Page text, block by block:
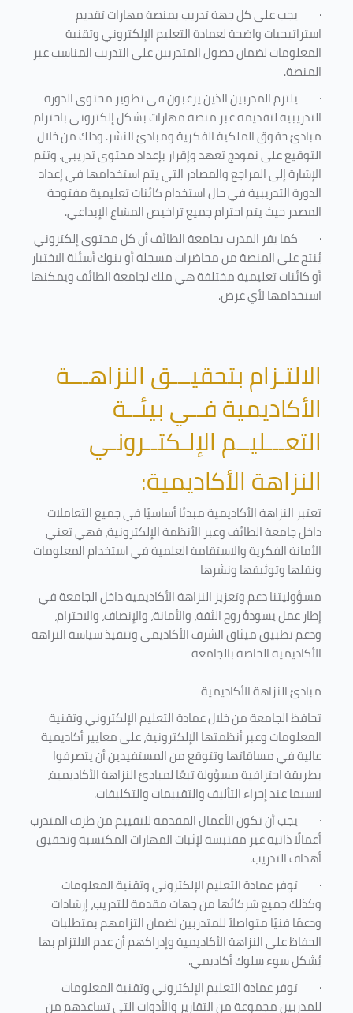
· يجب على كل جهة تدريب بمنصة مهارات تقديم
استراتيجيات واضحة لعمادة التعليم الإلكتروني وتقنية
المعلومات لضمان حصول المتدربين على التدريب المناسب عبر
المنصة.
· يلتزم المدربين الذين يرغبون في تطوير محتوى الدورة
التدريبية لتقديمه عبر منصة مهارات بشكل إلكتروني باحترام
مبادئ حقوق الملكية الفكرية ومبادئ النشر. وذلك من خلال
التوقيع على نموذج تعهد وإقرار بإعداد محتوى تدريبي. وتتم
الإشارة إلى المراجع والمصادر التي يتم استخدامها في إعداد
الدورة التدريبية في حال استخدام كائنات تعليمية مفتوحة
المصدر حيث يتم احترام جميع تراخيص المشاع الإبداعي.
· كما يقر المدرب بجامعة الطائف أن كل محتوى إلكتروني
يُنتج على المنصة من محاضرات مسجلة أو بنوك أسئلة الاختبار
أو كائنات تعليمية مختلفة هي ملك لجامعة الطائف ويمكنها
استخدامها لأي غرض.
الالتـزام بتحقيـــق النزاهـــة
الأكاديمية فــي بيئــة
التعـــليــم الإلـكتــرونـي
النزاهة الأكاديمية:
تعتبر النزاهة الأكاديمية مبدئا أساسيًا في جميع التعاملات
داخل جامعة الطائف وعبر الأنظمة الإلكترونية، فهي تعني
الأمانة الفكرية والاستقامة العلمية في استخدام المعلومات
ونقلها وتوثيقها ونشرها
مسؤوليتنا دعم وتعزيز النزاهة الأكاديمية داخل الجامعة في
إطار عمل يسودهُ روح الثقة، والأمانة، والإنصاف، والاحترام،
ودعم تطبيق ميثاق الشرف الأكاديمي وتنفيذ سياسة النزاهة
الأكاديمية الخاصة بالجامعة
مبادئ النزاهة الأكاديمية
تحافظ الجامعة من خلال عمادة التعليم الإلكتروني وتقنية
المعلومات وعبر أنظمتها الإلكترونية، على معايير أكاديمية
عالية في مساقاتها وتتوقع من المستفيدين أن يتصرفوا
بطريقة احترافية مسؤولة تبعًا لمبادئ النزاهة الأكاديمية،
لاسيما عند إجراء التأليف والتقييمات والتكليفات.
· يجب أن تكون الأعمال المقدمة للتقييم من طرف المتدرب
أعمالًا ذاتية غير مقتبسة لإثبات المهارات المكتسبة وتحقيق
أهداف التدريب.
· توفر عمادة التعليم الإلكتروني وتقنية المعلومات
وكذلك جميع شركائها من جهات مقدمة للتدريب، إرشادات
ودعمًا فنيًا متواصلاً للمتدربين لضمان التزامهم بمتطلبات
الحفاظ على النزاهة الأكاديمية وإدراكهم أن عدم الالتزام بها
يُشكل سوء سلوك أكاديمي.
· توفر عمادة التعليم الإلكتروني وتقنية المعلومات
للمدربين مجموعة من التقارير والأدوات التي تساعدهم من